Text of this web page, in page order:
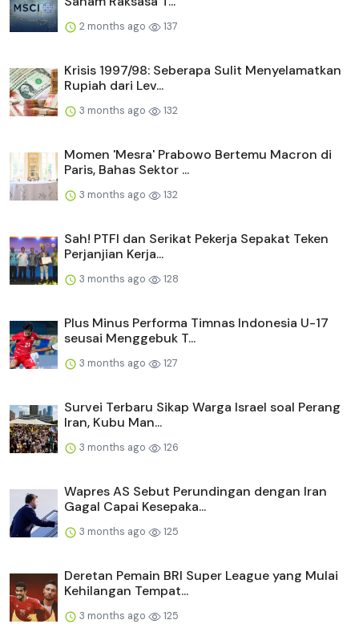
2 months ago 137
Krisis 1997/98: Seberapa Sulit Menyelamatkan
Rupiah dari Lev...
3 months ago 132
Momen 'Mesra' Prabowo Bertemu Macron di
Paris, Bahas Sektor ...
3 months ago 132
Sah! PTFI dan Serikat Pekerja Sepakat Teken
Perjanjian Kerja...
3 months ago 128
Plus Minus Performa Timnas Indonesia U-17
seusai Menggebuk T...
3 months ago 127
Survei Terbaru Sikap Warga Israel soal Perang
Iran, Kubu Man...
3 months ago 126
Wapres AS Sebut Perundingan dengan Iran
Gagal Capai Kesepaka...
3 months ago 125
Deretan Pemain BRI Super League yang Mulai
Kehilangan Tempat...
3 months ago 125